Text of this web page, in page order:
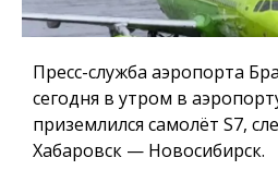
Пресс-служба аэропорта
сегодня в утром в
приземлился самолёт S7,
Хабаровск — Новосибирск.